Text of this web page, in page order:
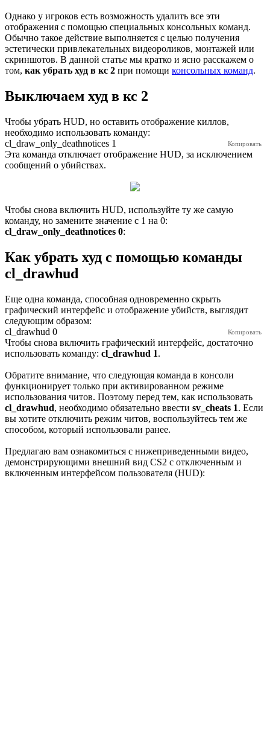
Однако у игроков есть возможность удалить все эти
отображения с помощью специальных консольных команд.
Обычно такое действие выполняется с целью получения
эстетически привлекательных видеороликов, монтажей или
скриншотов. В данной статье мы кратко и ясно расскажем о
том, как убрать худ в кс 2 при помощи консольных команд.
Выключаем худ в кс 2
Чтобы убрать HUD, но оставить отображение киллов,
необходимо использовать команду:
cl_draw_only_deathnotices 1
Эта команда отключает отображение HUD, за исключением
сообщений о убийствах.
Чтобы снова включить HUD, используйте ту же самую
команду, но замените значение с 1 на 0:
cl_draw_only_deathnotices 0:
Как убрать худ с помощью команды
cl_drawhud
Еще одна команда, способная одновременно скрыть
графический интерфейс и отображение убийств, выглядит
следующим образом:
cl_drawhud 0
Чтобы снова включить графический интерфейс, достаточно
использовать команду: cl_drawhud 1.
Обратите внимание, что следующая команда в консоли
функционирует только при активированном режиме
использования читов. Поэтому перед тем, как использовать
cl_drawhud, необходимо обязательно ввести sv_cheats 1. Если
вы хотите отключить режим читов, воспользуйтесь тем же
способом, который использовали ранее.
Предлагаю вам ознакомиться с нижеприведенными видео,
демонстрирующими внешний вид CS2 с отключенным и
включенным интерфейсом пользователя (HUD):